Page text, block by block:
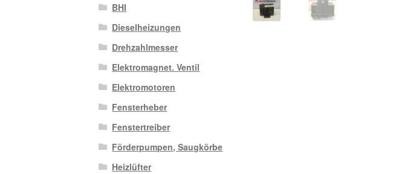
BHI
Dieselheizungen
Drehzahlmesser
Elektromagnet. Ventil
Elektromotoren
Fensterheber
Fenstertreiber
Förderpumpen, Saugkörbe
Heizlüfter